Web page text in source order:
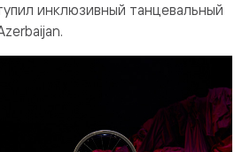
инклюзивный танцевальный